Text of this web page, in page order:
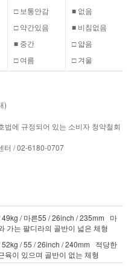
□ 보통안감
■ 없음
□ 약간있음
■ 비침없음
■ 중간
□ 얇음
□ 여름 □ 겨울
)
법에 규정되어 있는 소비자 청약철회
터 / 02-6180-0707
49kg / 마른55 / 26inch / 235mm 마
가는 팔디라의 골반이 넓은 체형
52kg / 55 / 26inch / 240mm 적당한
육이 있으며 골반이 없는 체형